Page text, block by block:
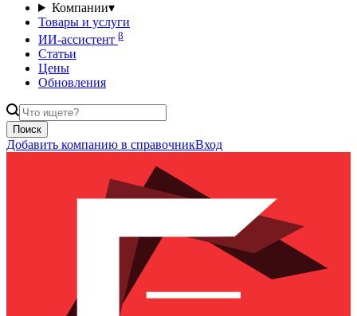
Компании▾
Товары и услуги
ИИ-ассистент β
Статьи
Цены
Обновления
Поиск
Добавить компанию в справочникВход